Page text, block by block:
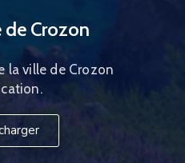
Crozon
la ville de Crozon